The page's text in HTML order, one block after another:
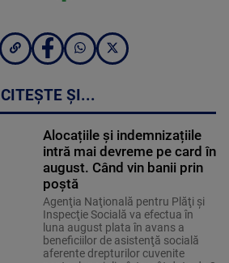
CITEȘTE ȘI...
Alocațiile și indemnizațiile
intră mai devreme pe card în
august. Când vin banii prin
poștă
Agenţia Naţională pentru Plăţi şi
Inspecţie Socială va efectua în
luna august plata în avans a
beneficiilor de asistenţă socială
aferente drepturilor cuvenite